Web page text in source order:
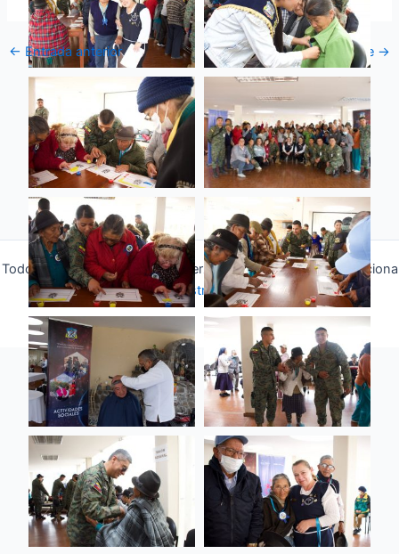
← Entrada anterior Entrada siguiente →
Todos los derechos © 2026 Fuerza Aérea Ecuatoriana | Funciona
gracias aTema Astra para WordPress